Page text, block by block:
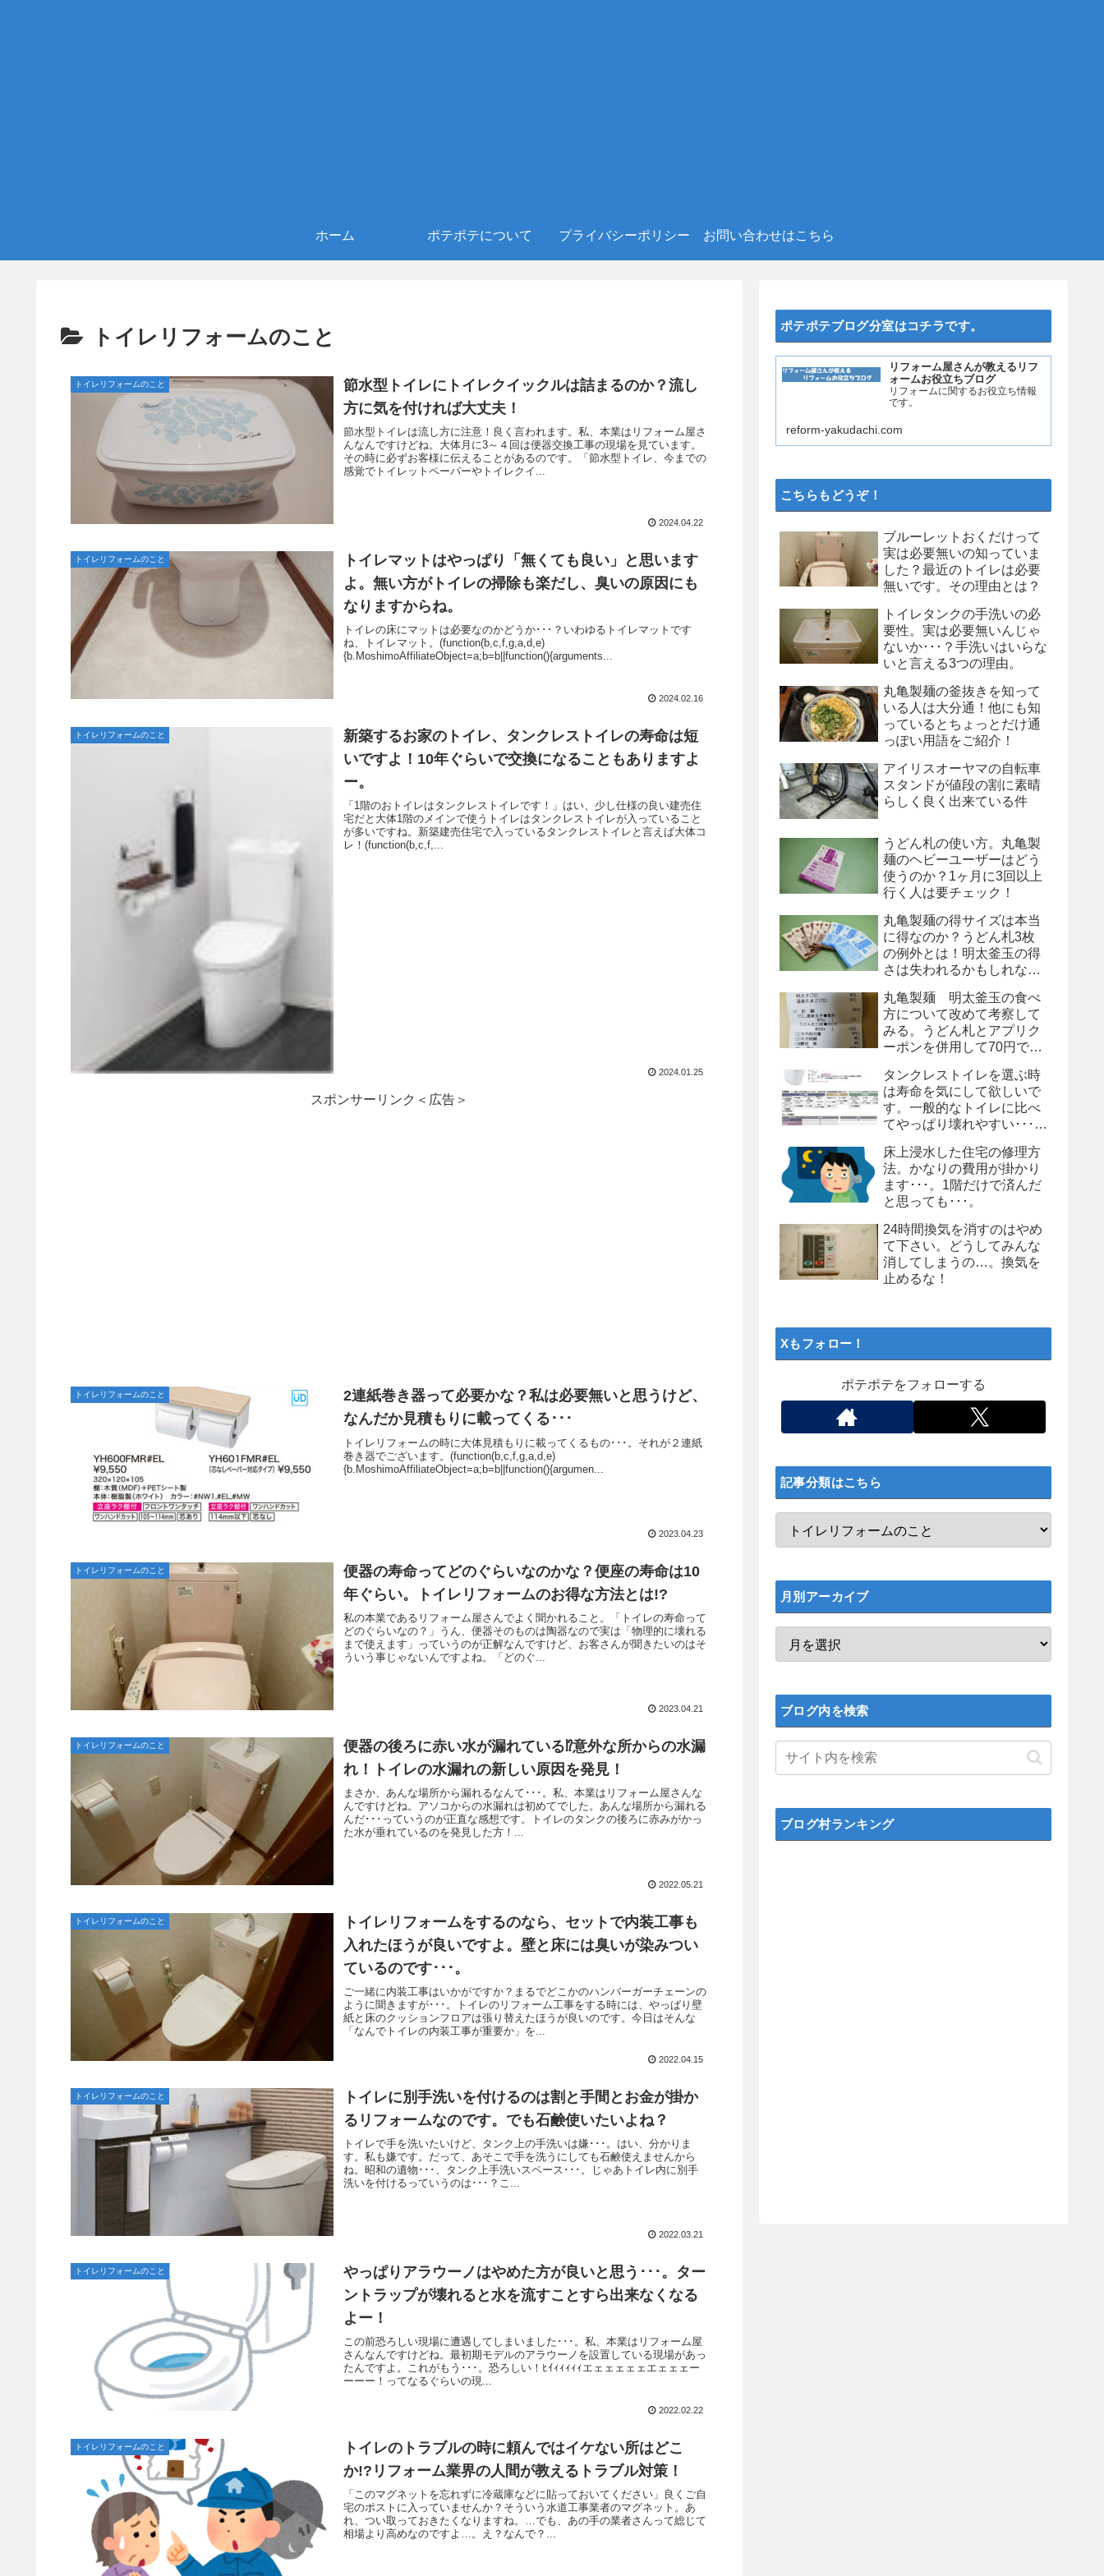
ホーム ポテポテについて プライバシーポリシー お問い合わせはこちら
トイレリフォームのこと
トイレリフォームのこと
節水型トイレにトイレクイックルは詰まるのか？流し
方に気を付ければ大丈夫！
節水型トイレは流し方に注意！良く言われます。私、本業はリフォーム屋さ
んなんですけどね。大体月に3～４回は便器交換工事の現場を見ています。
その時に必ずお客様に伝えることがあるのです。「節水型トイレ、今までの
感覚でトイレットペーパーやトイレクイ...
2024.04.22
トイレリフォームのこと
トイレマットはやっぱり「無くても良い」と思います
よ。無い方がトイレの掃除も楽だし、臭いの原因にも
なりますからね。
トイレの床にマットは必要なのかどうか･･･？いわゆるトイレマットです
ね、トイレマット。(function(b,c,f,g,a,d,e)
{b.MoshimoAffiliateObject=a;b=b||function(){arguments...
2024.02.16
トイレリフォームのこと
新築するお家のトイレ、タンクレストイレの寿命は短
いですよ！10年ぐらいで交換になることもありますよ
ー。
「1階のおトイレはタンクレストイレです！」はい、少し仕様の良い建売住
宅だと大体1階のメインで使うトイレはタンクレストイレが入っていること
が多いですね。新築建売住宅で入っているタンクレストイレと言えば大体コ
レ！(function(b,c,f,...
2024.01.25
スポンサーリンク＜広告＞
トイレリフォームのこと
2連紙巻き器って必要かな？私は必要無いと思うけど、
なんだか見積もりに載ってくる･･･
トイレリフォームの時に大体見積もりに載ってくるもの･･･。それが２連紙
巻き器でございます。(function(b,c,f,g,a,d,e)
{b.MoshimoAffiliateObject=a;b=b||function(){argumen...
2023.04.23
トイレリフォームのこと
便器の寿命ってどのぐらいなのかな？便座の寿命は10
年ぐらい。トイレリフォームのお得な方法とは!?
私の本業であるリフォーム屋さんでよく聞かれること。「トイレの寿命って
どのぐらいなの？」うん、便器そのものは陶器なので実は「物理的に壊れる
まで使えます」っていうのが正解なんですけど、お客さんが聞きたいのはそ
ういう事じゃないんですよね。「どのぐ...
2023.04.21
トイレリフォームのこと
便器の後ろに赤い水が漏れている⁉意外な所からの水漏
れ！トイレの水漏れの新しい原因を発見！
まさか、あんな場所から漏れるなんて･･･。私、本業はリフォーム屋さんな
んですけどね。アソコからの水漏れは初めてでした。あんな場所から漏れる
んだ･･･っていうのが正直な感想です。トイレのタンクの後ろに赤みがかっ
た水が垂れているのを発見した方！...
2022.05.21
トイレリフォームのこと
トイレリフォームをするのなら、セットで内装工事も
入れたほうが良いですよ。壁と床には臭いが染みつい
ているのです･･･。
ご一緒に内装工事はいかがですか？まるでどこかのハンバーガーチェーンの
ように聞きますが･･･。トイレのリフォーム工事をする時には、やっぱり壁
紙と床のクッションフロアは張り替えたほうが良いのです。今日はそんな
「なんでトイレの内装工事が重要か」を...
2022.04.15
トイレリフォームのこと
トイレに別手洗いを付けるのは割と手間とお金が掛か
るリフォームなのです。でも石鹸使いたいよね？
トイレで手を洗いたいけど、タンク上の手洗いは嫌･･･。はい、分かりま
す。私も嫌です。だって、あそこで手を洗うにしても石鹸使えませんから
ね。昭和の遺物･･･、タンク上手洗いスペース･･･。じゃあトイレ内に別手
洗いを付けるっていうのは･･･？こ...
2022.03.21
トイレリフォームのこと
やっぱりアラウーノはやめた方が良いと思う･･･。ター
ントラップが壊れると水を流すことすら出来なくなる
よー！
この前恐ろしい現場に遭遇してしまいました･･･。私、本業はリフォーム屋
さんなんですけどね。最初期モデルのアラウーノを設置している現場があっ
たんですよ。これがもう･･･。恐ろしい！ﾋｲｨｨｨｨｨエェェェェェエェェェー
ーーー！ってなるぐらいの現...
2022.02.22
トイレリフォームのこと
トイレのトラブルの時に頼んではイケない所はどこ
か!?リフォーム業界の人間が教えるトラブル対策！
「このマグネットを忘れずに冷蔵庫などに貼っておいてください」良くご自
宅のポストに入っていませんか？そういう水道工事業者のマグネット。あ
れ、つい取っておきたくなりますね。…でも、あの手の業者さんって総じて
相場より高めなのですよ…。え？なんで？...
ポテポテブログ分室はコチラです。
リフォーム屋さんが教えるリフ
ォームお役立ちブログ
リフォームに関するお役立ち情報
です。
reform-yakudachi.com
こちらもどうぞ！
ブルーレットおくだけって
実は必要無いの知っていま
した？最近のトイレは必要
無いです。その理由とは？
トイレタンクの手洗いの必
要性。実は必要無いんじゃ
ないか･･･？手洗いはいらな
いと言える3つの理由。
丸亀製麺の釜抜きを知って
いる人は大分通！他にも知
っているとちょっとだけ通
っぽい用語をご紹介！
アイリスオーヤマの自転車
スタンドが値段の割に素晴
らしく良く出来ている件
うどん札の使い方。丸亀製
麺のヘビーユーザーはどう
使うのか？1ヶ月に3回以上
行く人は要チェック！
丸亀製麺の得サイズは本当
に得なのか？うどん札3枚
の例外とは！明太釜玉の得
さは失われるかもしれな
丸亀製麺 明太釜玉の食べ
方について改めて考察して
みる。うどん札とアプリク
ーポンを併用して70円で
タンクレストイレを選ぶ時
は寿命を気にして欲しいで
す。一般的なトイレに比べ
てやっぱり壊れやすい･･･。
よ、タンクレストイレ
床上浸水した住宅の修理方
法。かなりの費用が掛かり
ます･･･。1階だけで済んだ
と思っても･･･。
24時間換気を消すのはやめ
て下さい。どうしてみんな
消してしまうの…。換気を
止めるな！
Xもフォロー！
ポテポテをフォローする
記事分類はこちら
月別アーカイブ
ブログ内を検索
ブログ村ランキング